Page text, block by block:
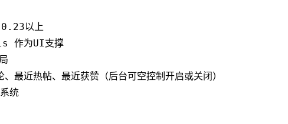
以上
作为UI支撑
最近热帖、最近获赞（后台可空控制开启或关闭）
统